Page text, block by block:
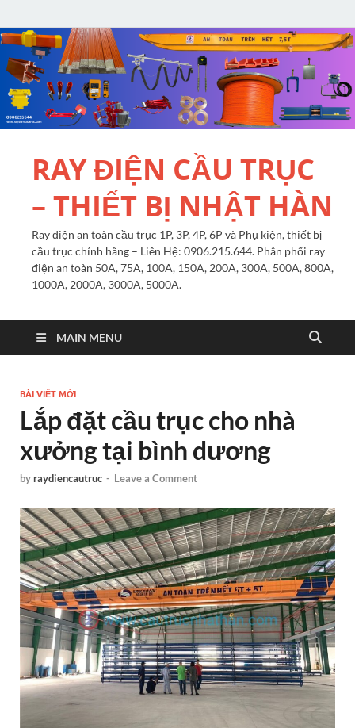
RAY ĐIỆN CẦU TRỤC
– THIẾT BỊ NHẬT HÀN
Ray điện an toàn cầu trục 1P, 3P, 4P, 6P và Phụ kiện, thiết bị
cầu trục chính hãng – Liên Hệ: 0906.215.644. Phân phối ray
điện an toàn 50A, 75A, 100A, 150A, 200A, 300A, 500A, 800A,
1000A, 2000A, 3000A, 5000A.
MAIN MENU
BÀI VIẾT MỚI
Lắp đặt cầu trục cho nhà
xưởng tại bình dương
byraydiencautruc - Leave a Comment